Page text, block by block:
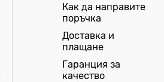
Как да направите
поръчка
Доставка и
плащане
Гаранция за
качество